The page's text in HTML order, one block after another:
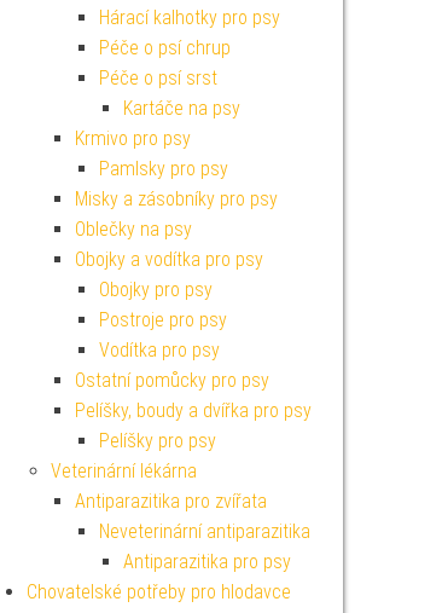
Hárací kalhotky pro psy
Péče o psí chrup
Péče o psí srst
Kartáče na psy
Krmivo pro psy
Pamlsky pro psy
Misky a zásobníky pro psy
Oblečky na psy
Obojky a vodítka pro psy
Obojky pro psy
Postroje pro psy
Vodítka pro psy
Ostatní pomůcky pro psy
Pelíšky, boudy a dvířka pro psy
Pelíšky pro psy
Veterinární lékárna
Antiparazitika pro zvířata
Neveterinární antiparazitika
Antiparazitika pro psy
Chovatelské potřeby pro hlodavce